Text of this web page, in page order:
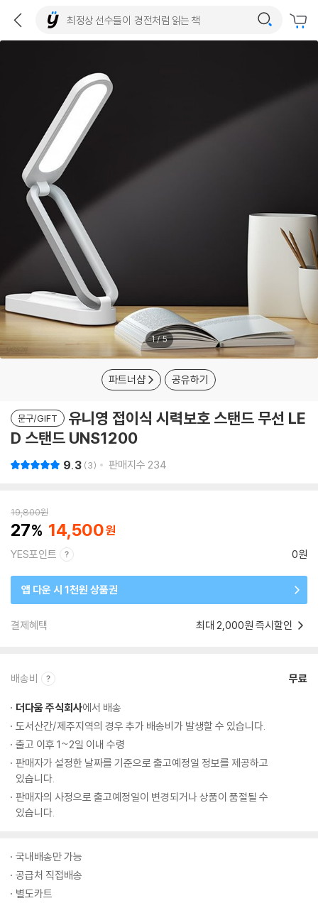
1/5
파트너샵 공유하기
문구/GIFT
유니영 접이식 시력보호 스탠드 무선 LE
D 스탠드 UNS1200
9.3 3 판매지수 234
19,800원
27 14,500
YES포인트 0원
앱 다운 시 1천원 상품권
결제혜택 최대 2,000원 즉시할인
배송비 무료
더다움 주식회사에서 배송
도서산간/제주지역의 경우 추가 배송비가 발생할 수 있습니다.
출고 이후 1~2일 이내 수령
판매자가 설정한 날짜를 기준으로 출고예정일 정보를 제공하고
있습니다.
판매자의 사정으로 출고예정일이 변경되거나 상품이 품절될 수
있습니다.
국내배송만 가능
공급처 직접배송
별도카트